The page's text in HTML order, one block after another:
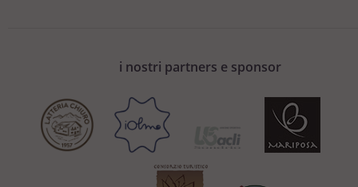
i nostri partners e sponsor